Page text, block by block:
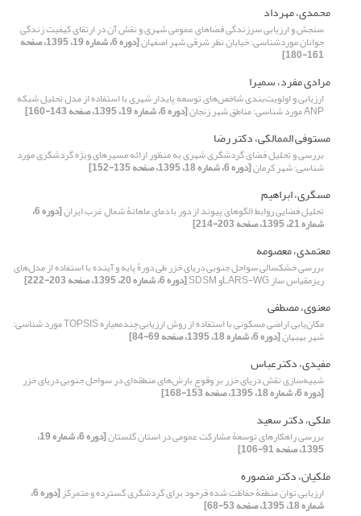
محمدی، مهرداد
سنجش و ارزیابی سرزندگی فضاهای عمومی شهری و نقش آن در ارتقای کیفیت زندگی
جوانان موردشناسی: خیابان نظر شرقی شهر اصفهان [دوره 6، شماره 19، 1395، صفحه
161-180]
مرادی مفرد، سمیرا
ارزیابی و اولویت‌بندی شاخص‌های توسعه پایدار شهری با استفاده از مدل تحلیل شبکه
ANP مورد شناسی: مناطق شهر زنجان [دوره 6، شماره 19، 1395، صفحه 143-160]
مستوفی الممالکی، دکتر رضا
بررسی و تحلیل فضای گردشگری شهری به منظور ارائه مسیرهای ویژه گردشگری مورد
شناسی: شهر کرمان[دوره 6، شماره 18، 1395، صفحه 135-152]
مسگری، ابراهیم
تحلیل فضایی روابط الگوهای پیوند از دور با دمای ماهانۀ شمال غرب ایران [دوره 6،
شماره 21، 1395، صفحه 203-214]
معتمدی، معصومه
بررسی خشکسالی سواحل جنوبی دریای خزر طی دورۀ پایه و آینده با استفاده از مدل‌های
ریز‌مقیاس ساز LARS-WGو SDSM [دوره 6، شماره 20، 1395، صفحه 203-222]
معنوی، مصطفی
مکان‌یابی اراضی مسکونی با استفاده از روش ارزیابی چندمعیاره TOPSIS مورد شناسی:
شهر بهبهان[دوره 6، شماره 18، 1395، صفحه 69-84]
مفیدی، دکترعباس
شبیه‌سازی نقش دریای خزر بر وقوع بارش‌های منطقه‌ای در سواحل جنوبی دریای خزر
[دوره 6، شماره 18، 1395، صفحه 153-168]
ملکی، دکتر سعید
بررسی راهکارهای توسعۀ مشارکت عمومی در استان گلستان [دوره 6، شماره 19،
1395، صفحه 91-106]
ملکیان، دکتر منصوره
ارزیابی توان منطقۀ حفاظت شده قرخود برای گردشگری گسترده و متمرکز [دوره 6،
شماره 18، 1395، صفحه 53-68]